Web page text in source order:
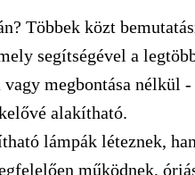
Többek közt
segítségével a
megbontása nélkül -
alakítható.
lámpák léteznek,
működnek,